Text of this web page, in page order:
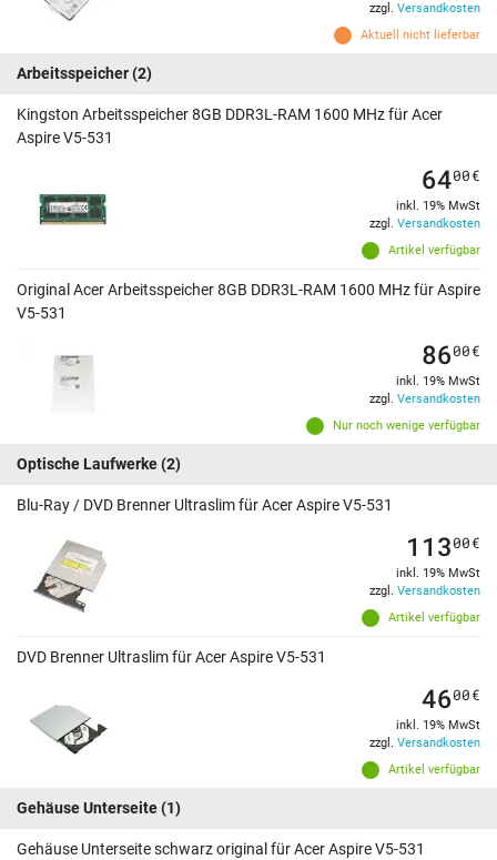
Aktuell nicht lieferbar
zzgl. Versandkosten
Arbeitsspeicher(2)
Kingston Arbeitsspeicher 8GB DDR3L-RAM 1600 MHz für Acer
Aspire V5-531
Artikel verfügbar
6400€
inkl. 19% MwSt
zzgl. Versandkosten
Original Acer Arbeitsspeicher 8GB DDR3L-RAM 1600 MHz für Aspire
V5-531
Nur noch wenige verfügbar
8600€
inkl. 19% MwSt
zzgl. Versandkosten
Optische Laufwerke(2)
Blu-Ray / DVD Brenner Ultraslim für Acer Aspire V5-531
Artikel verfügbar
11300€
inkl. 19% MwSt
zzgl. Versandkosten
DVD Brenner Ultraslim für Acer Aspire V5-531
Artikel verfügbar
4600€
inkl. 19% MwSt
zzgl. Versandkosten
Gehäuse Unterseite(1)
Gehäuse Unterseite schwarz original für Acer Aspire V5-531